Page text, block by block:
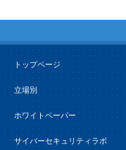
トップページ
立場別
ホワイトペーパー
サイバーセキュリティラボ